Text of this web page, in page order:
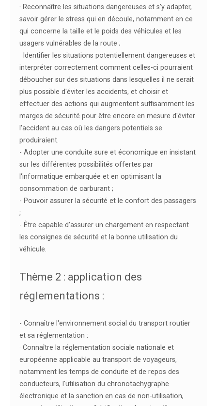
· Reconnaître les situations dangereuses et s'y adapter,
savoir gérer le stress qui en découle, notamment en ce
qui concerne la taille et le poids des véhicules et les
usagers vulnérables de la route ;
· Identifier les situations potentiellement dangereuses et
interpréter correctement comment celles-ci pourraient
déboucher sur des situations dans lesquelles il ne serait
plus possible d'éviter les accidents, et choisir et
effectuer des actions qui augmentent suffisamment les
marges de sécurité pour être encore en mesure d'éviter
l'accident au cas où les dangers potentiels se
produiraient.
- Adopter une conduite sure et économique en insistant
sur les différentes possibilités offertes par
l'informatique embarquée et en optimisant la
consommation de carburant ;
- Pouvoir assurer la sécurité et le confort des passagers
;
- Être capable d'assurer un chargement en respectant
les consignes de sécurité et la bonne utilisation du
véhicule.
Thème 2 : application des
réglementations :
- Connaître l'environnement social du transport routier
et sa réglementation :
· Connaître la réglementation sociale nationale et
européenne applicable au transport de voyageurs,
notamment les temps de conduite et de repos des
conducteurs, l'utilisation du chronotachygraphe
électronique et la sanction en cas de non-utilisation,